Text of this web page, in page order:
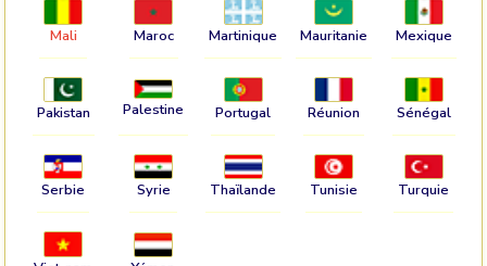
Mali Maroc Martinique Mauritanie Mexique
Pakistan Palestine Portugal Réunion Sénégal
Serbie Syrie Thaïlande Tunisie Turquie